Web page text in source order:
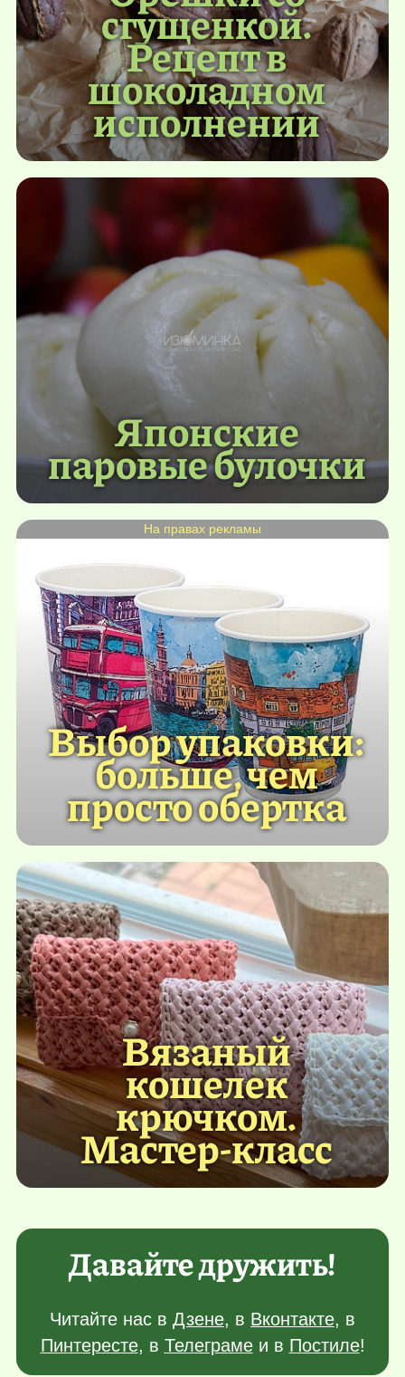
сгущенкой.
Рецепт в
шоколадном
исполнении
Японские
паровые булочки
Выбор упаковки:
больше, чем
просто обертка
На правах рекламы
Вязаный
кошелек
крючком.
Мастер-класс
Давайте дружить!
Читайте нас в Дзене, в Вконтакте, в
Пинтересте, в Телеграмеи в Постиле!